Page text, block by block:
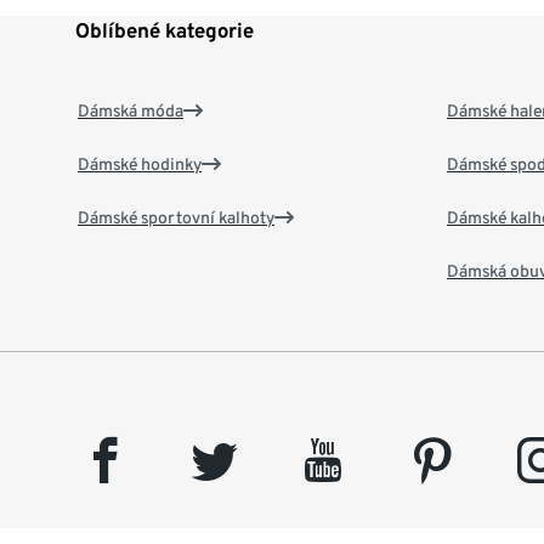
Oblíbené kategorie
Dámská móda
Dámské hodinky
Dámské sportovní kalhoty
Dámské
Dámské
Dámské
Dámská
facebook twitter youtube pinterest